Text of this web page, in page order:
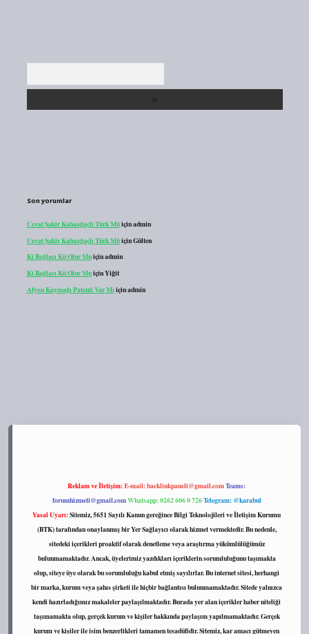
Son yorumlar
Cevat Şakir Kabaağaçlı Türk Müiçinadmin
Cevat Şakir Kabaağaçlı Türk MüiçinGülten
Ki Bağlacı Kü Olur Muiçinadmin
Ki Bağlacı Kü Olur MuiçinYiğit
Afyon Kaymağı Patenti Var Mı içinadmin
Reklam ve İletişim:E-mail:backlinkpaneli@gmail.comTeams:
forumhizmeti@gmail.comWhatsapp: 0262 606 0 726Telegram: @karabul
Yasal Uyarı:Sitemiz, 5651 Sayılı Kanun gereğince Bilgi Teknolojileri ve İletişim Kurumu
(BTK) tarafından onaylanmış bir Yer Sağlayıcı olarak hizmet vermektedir. Bu nedenle,
sitedeki içerikleri proaktif olarak denetleme veya araştırma yükümlülüğümüz
bulunmamaktadır. Ancak, üyelerimiz yazdıkları içeriklerin sorumluluğunu taşımakta
olup, siteye üye olarak bu sorumluluğu kabul etmiş sayılırlar. Bu internet sitesi, herhangi
bir marka, kurum veya şahıs şirketi ile hiçbir bağlantısı bulunmamaktadır. Sitede yalnızca
kendi hazırladığımız makaleler paylaşılmaktadır. Burada yer alan içerikler haber niteliği
taşımamakta olup, gerçek kurum ve kişiler hakkında paylaşım yapılmamaktadır. Gerçek
kurum ve kişiler ile isim benzerlikleri tamamen tesadüfidir. Sitemiz, kar amacı gütmeyen